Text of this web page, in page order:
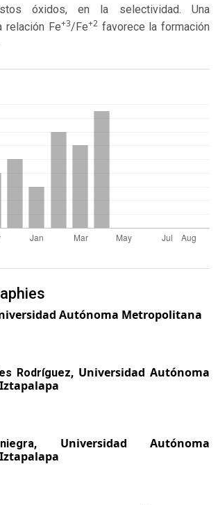
óxidos, en la selectividad. Una
relación Fe+3/Fe+2favorece la formación
Autónoma Metropolitana
Rodríguez, Universidad Autónoma
Universidad Autónoma